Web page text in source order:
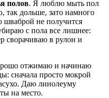
полов. Я люблю мыть пол
дольше, зато намного
шваброй не получится
с пола все лишнее:
сворачиваю в рулон и
отжимаю и начинаю
сначала просто мокрой
Даю линолеуму
на место.